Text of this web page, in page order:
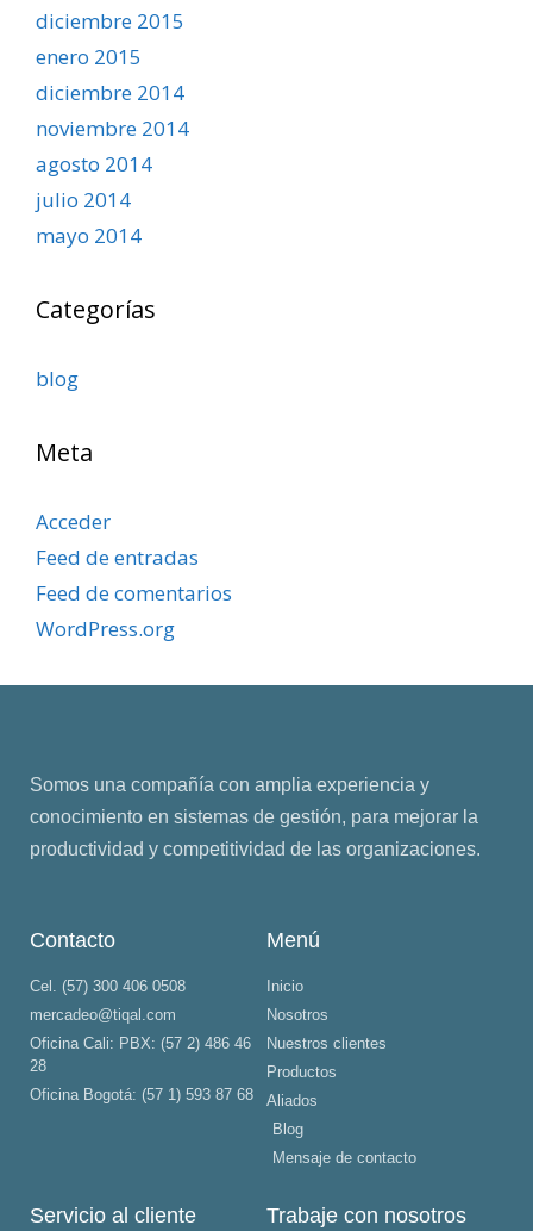
diciembre 2015
enero 2015
diciembre 2014
noviembre 2014
agosto 2014
julio 2014
mayo 2014
Categorías
blog
Meta
Acceder
Feed de entradas
Feed de comentarios
WordPress.org
Somos una compañía con amplia experiencia y
conocimiento en sistemas de gestión, para mejorar la
productividad y competitividad de las organizaciones.
Contacto
Cel. (57) 300 406 0508
mercadeo@tiqal.com
Oficina Cali: PBX: (57 2) 486 46
28
Oficina Bogotá: (57 1) 593 87 68
Menú
Inicio
Nosotros
Nuestros clientes
Productos
Aliados
Blog
Mensaje de contacto
Servicio al cliente Trabaje con nosotros